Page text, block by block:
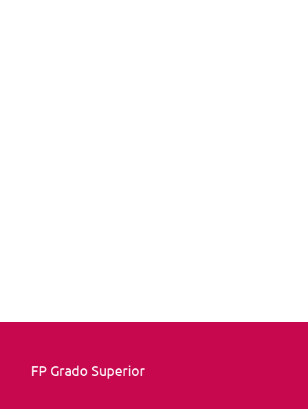
FP Grado Superior